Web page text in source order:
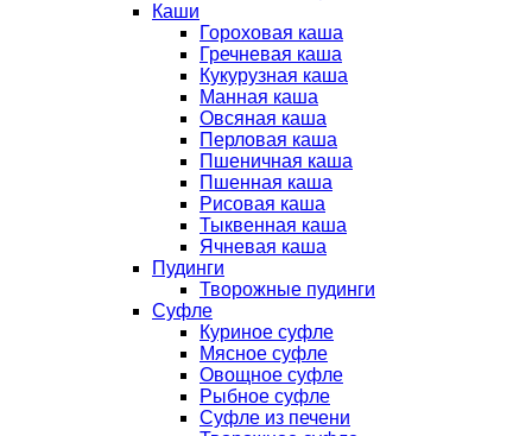
Каши
Гороховая каша
Гречневая каша
Кукурузная каша
Манная каша
Овсяная каша
Перловая каша
Пшеничная каша
Пшенная каша
Рисовая каша
Тыквенная каша
Ячневая каша
Пудинги
Творожные пудинги
Суфле
Куриное суфле
Мясное суфле
Овощное суфле
Рыбное суфле
Суфле из печени